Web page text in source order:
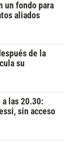
un fondo para
aliados
de la
su
las 20.30:
sin acceso